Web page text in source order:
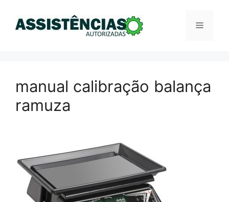
Menu
manual calibração balança
ramuza